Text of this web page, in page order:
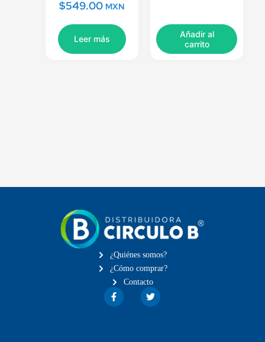
$549.00 MXN
Leer más
Añadir al
carrito
¿Quiénes somos?
¿Cómo comprar?
Contacto